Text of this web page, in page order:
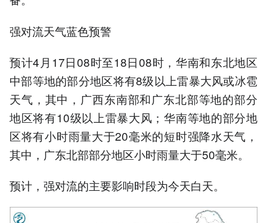
强对流天气蓝色预警
预计4月17日08时至18日08时，华南和东北地区
中部等地的部分地区将有8级以上雷暴大风或冰雹
天气，其中，广西东南部和广东北部等地的部分
地区将有10级以上雷暴大风；华南等地的部分地
区将有小时雨量大于20毫米的短时强降水天气，
其中，广东北部部分地区小时雨量大于50毫米。
预计，强对流的主要影响时段为今天白天。